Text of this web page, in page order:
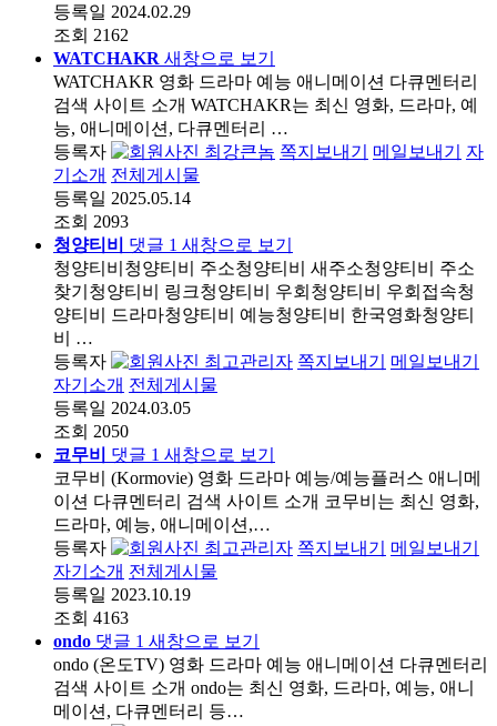
등록일 2024.02.29
조회 2162
WATCHAKR 새창으로 보기
WATCHAKR 영화 드라마 예능 애니메이션 다큐멘터리
검색 사이트 소개 WATCHAKR는 최신 영화, 드라마, 예
능, 애니메이션, 다큐멘터리 …
등록자
최강큰놈 쪽지보내기 메일보내기
자
기소개 전체게시물
등록일 2025.05.14
조회 2093
청양티비
댓글 1 새창으로 보기
청양티비청양티비 주소청양티비 새주소청양티비 주소
찾기청양티비 링크청양티비 우회청양티비 우회접속청
양티비 드라마청양티비 예능청양티비 한국영화청양티
비 …
등록자
최고관리자 쪽지보내기
메일보내기
자기소개 전체게시물
등록일 2024.03.05
조회 2050
코무비
댓글 1 새창으로 보기
코무비 (Kormovie) 영화 드라마 예능/예능플러스 애니메
이션 다큐멘터리 검색 사이트 소개 코무비는 최신 영화,
드라마, 예능, 애니메이션,…
등록자
최고관리자 쪽지보내기
메일보내기
자기소개 전체게시물
등록일 2023.10.19
조회 4163
ondo 댓글 1 새창으로 보기
ondo (온도TV) 영화 드라마 예능 애니메이션 다큐멘터리
검색 사이트 소개 ondo는 최신 영화, 드라마, 예능, 애니
메이션, 다큐멘터리 등…